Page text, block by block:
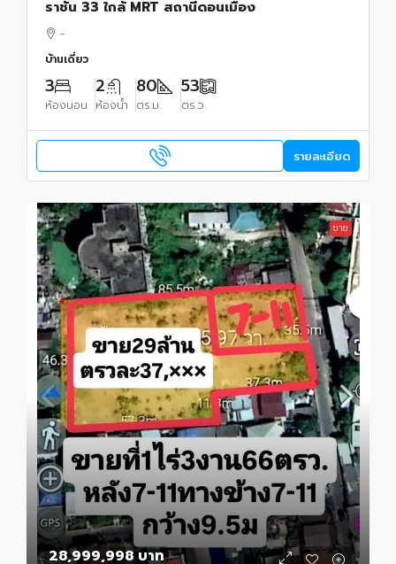
ราชัน 33 ใกล้ MRT สถานีดอนเมือง
-
บ้านเดี่ยว
3
ห้องนอน
2
ห้องน้ำ
80
ตร.ม.
53
ตร.ว.
รายละเอียด
ขาย
28,999,998 บาท